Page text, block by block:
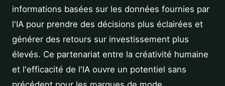
informations basées sur les données fournies par
l'IA pour prendre des décisions plus éclairées et
générer des retours sur investissement plus
élevés. Ce partenariat entre la créativité humaine
et l'efficacité de l'IA ouvre un potentiel sans